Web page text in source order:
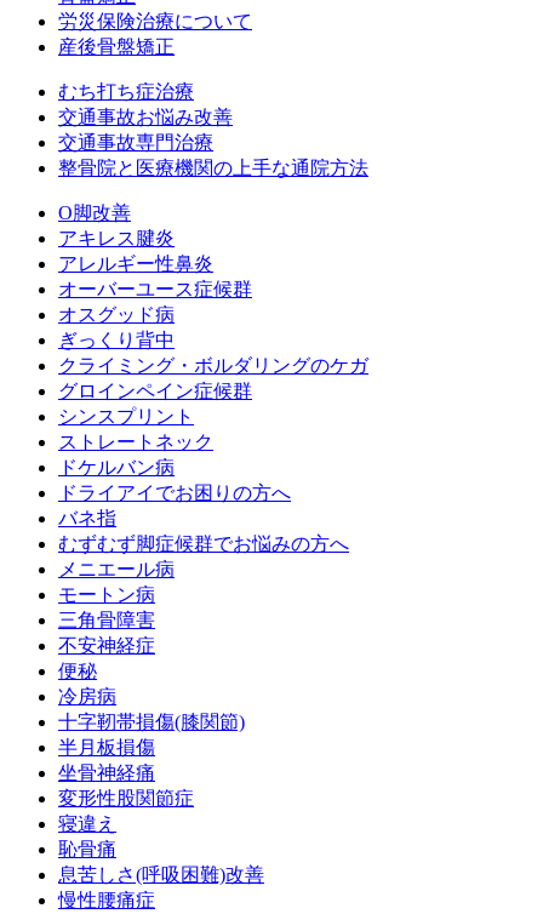
労災保険治療について
産後骨盤矯正
むち打ち症治療
交通事故お悩み改善
交通事故専門治療
整骨院と医療機関の上手な通院方法
O脚改善
アキレス腱炎
アレルギー性鼻炎
オーバーユース症候群
オスグッド病
ぎっくり背中
クライミング・ボルダリングのケガ
グロインペイン症候群
シンスプリント
ストレートネック
ドケルバン病
ドライアイでお困りの方へ
バネ指
むずむず脚症候群でお悩みの方へ
メニエール病
モートン病
三角骨障害
不安神経症
便秘
冷房病
十字靭帯損傷(膝関節)
半月板損傷
坐骨神経痛
変形性股関節症
寝違え
恥骨痛
息苦しさ(呼吸困難)改善
慢性腰痛症